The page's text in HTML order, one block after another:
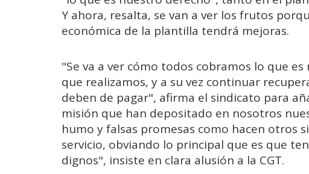
Y ahora, resalta, se van a ver los frutos
económica de la plantilla tendrá mejoras.
"Se va a ver cómo todos cobramos lo que
que realizamos, y a su vez continuar
deben de pagar", afirma el sindicato para
misión que han depositado en nosotros
humo y falsas promesas como hacen otros
servicio, obviando lo principal que es que
dignos", insiste en clara alusión a la CGT.